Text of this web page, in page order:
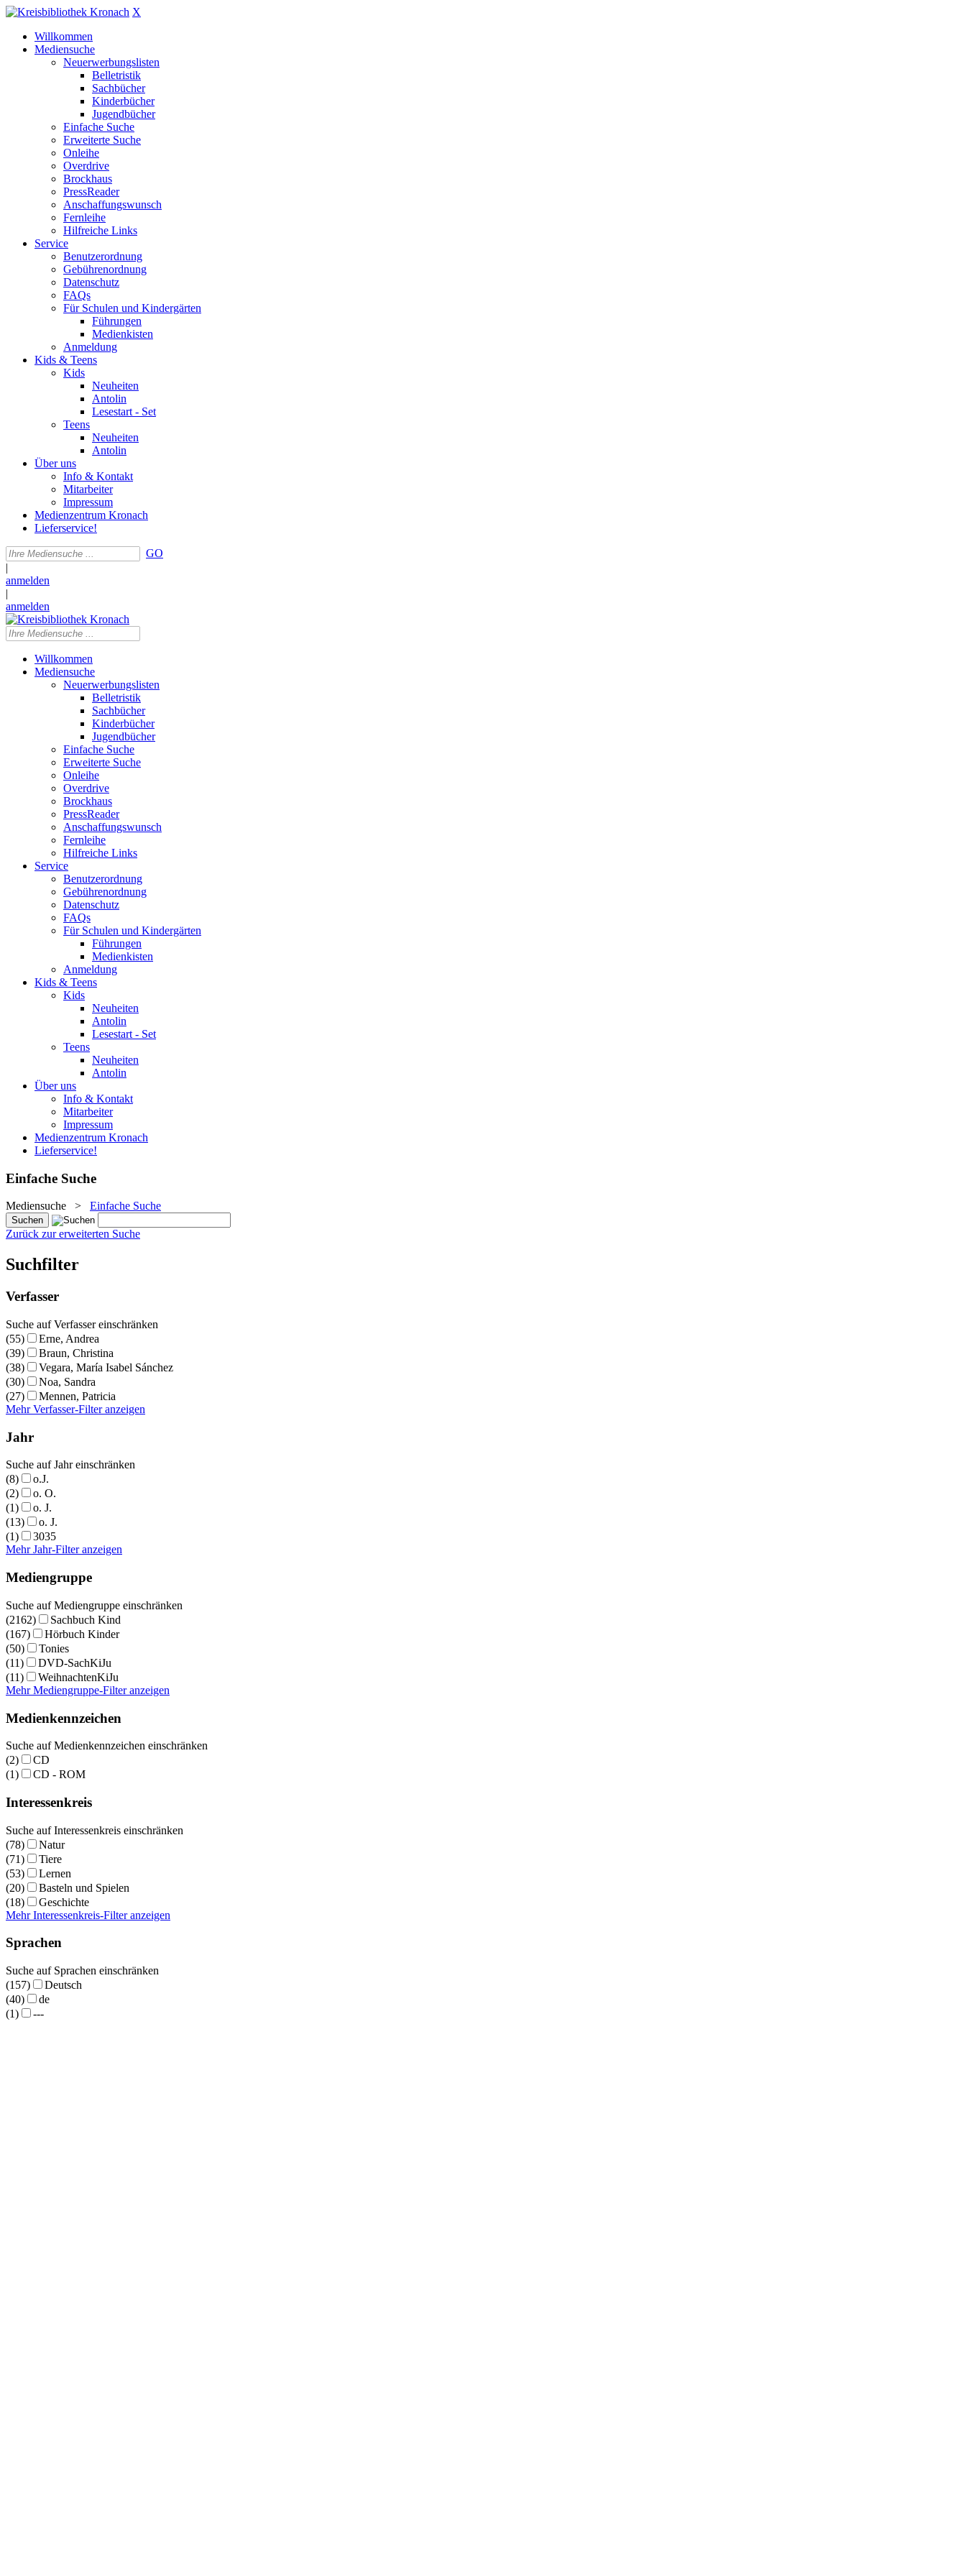
X
Willkommen
Mediensuche
Neuerwerbungslisten
Belletristik
Sachbücher
Kinderbücher
Jugendbücher
Einfache Suche
Erweiterte Suche
Onleihe
Overdrive
Brockhaus
PressReader
Anschaffungswunsch
Fernleihe
Hilfreiche Links
Service
Benutzerordnung
Gebührenordnung
Datenschutz
FAQs
Für Schulen und Kindergärten
Führungen
Medienkisten
Anmeldung
Kids & Teens
Kids
Neuheiten
Antolin
Lesestart - Set
Teens
Neuheiten
Antolin
Über uns
Info & Kontakt
Mitarbeiter
Impressum
Medienzentrum Kronach
Lieferservice!
GO
|
anmelden
|
anmelden
Willkommen
Mediensuche
Neuerwerbungslisten
Belletristik
Sachbücher
Kinderbücher
Jugendbücher
Einfache Suche
Erweiterte Suche
Onleihe
Overdrive
Brockhaus
PressReader
Anschaffungswunsch
Fernleihe
Hilfreiche Links
Service
Benutzerordnung
Gebührenordnung
Datenschutz
FAQs
Für Schulen und Kindergärten
Führungen
Medienkisten
Anmeldung
Kids & Teens
Kids
Neuheiten
Antolin
Lesestart - Set
Teens
Neuheiten
Antolin
Über uns
Info & Kontakt
Mitarbeiter
Impressum
Medienzentrum Kronach
Lieferservice!
Einfache Suche
Mediensuche > Einfache Suche
Zurück zur erweiterten Suche
Suchfilter
Verfasser
Suche auf Verfasser einschränken
(55)
Erne, Andrea
(39)
Braun, Christina
(38)
Vegara, María Isabel Sánchez
(30)
Noa, Sandra
(27)
Mennen, Patricia
Mehr Verfasser-Filter anzeigen
Jahr
Suche auf Jahr einschränken
(8)
o.J.
(2)
o. O.
(1)
o. J.
(13)
o. J.
(1)
3035
Mehr Jahr-Filter anzeigen
Mediengruppe
Suche auf Mediengruppe einschränken
(2162)
Sachbuch Kind
(167)
Hörbuch Kinder
(50)
Tonies
(11)
DVD-SachKiJu
(11)
WeihnachtenKiJu
Mehr Mediengruppe-Filter anzeigen
Medienkennzeichen
Suche auf Medienkennzeichen einschränken
(2)
CD
(1)
CD - ROM
Interessenkreis
Suche auf Interessenkreis einschränken
(78)
Natur
(71)
Tiere
(53)
Lernen
(20)
Basteln und Spielen
(18)
Geschichte
Mehr Interessenkreis-Filter anzeigen
Sprachen
Suche auf Sprachen einschränken
(157)
Deutsch
(40)
de
(1)
---